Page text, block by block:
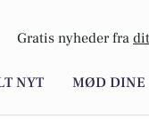
Gratis nyheder fra dit
NYT MØD DINE